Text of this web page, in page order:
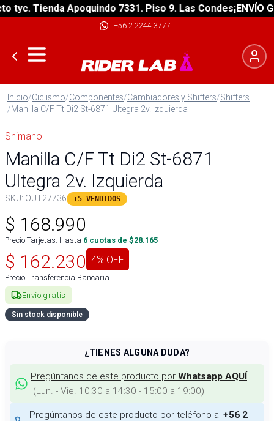
Tienda Apoquindo 7331. Piso 9. Las Condes¡ENVÍO
+56 2 2244 3777 |
Inicio/Ciclismo/Componentes/Cambiadores y Shifters/Shifters
/Manilla C/F Tt Di2 St-6871 Ultegra 2v. Izquierda
Shimano
Manilla C/F Tt Di2 St-6871
Ultegra 2v. Izquierda
SKU: OUT27736 +5 VENDIDOS
$ 168.990
Precio Tarjetas: Hasta 6 cuotas de $28.165
$ 162.230 4% OFF
Precio Transferencia Bancaria
Envío gratis
Sin stock disponible
¿TIENES ALGUNA DUDA?
Pregúntanos de este producto por Whatsapp AQUÍ
(Lun. - Vie. 10:30 a 14:30 - 15:00 a 19:00)
Pregúntanos de este producto por teléfono al +56 2